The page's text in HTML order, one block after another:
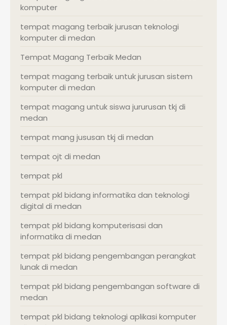
komputer
tempat magang terbaik jurusan teknologi
komputer di medan
Tempat Magang Terbaik Medan
tempat magang terbaik untuk jurusan sistem
komputer di medan
tempat magang untuk siswa jururusan tkj di
medan
tempat mang jususan tkj di medan
tempat ojt di medan
tempat pkl
tempat pkl bidang informatika dan teknologi
digital di medan
tempat pkl bidang komputerisasi dan
informatika di medan
tempat pkl bidang pengembangan perangkat
lunak di medan
tempat pkl bidang pengembangan software di
medan
tempat pkl bidang teknologi aplikasi komputer